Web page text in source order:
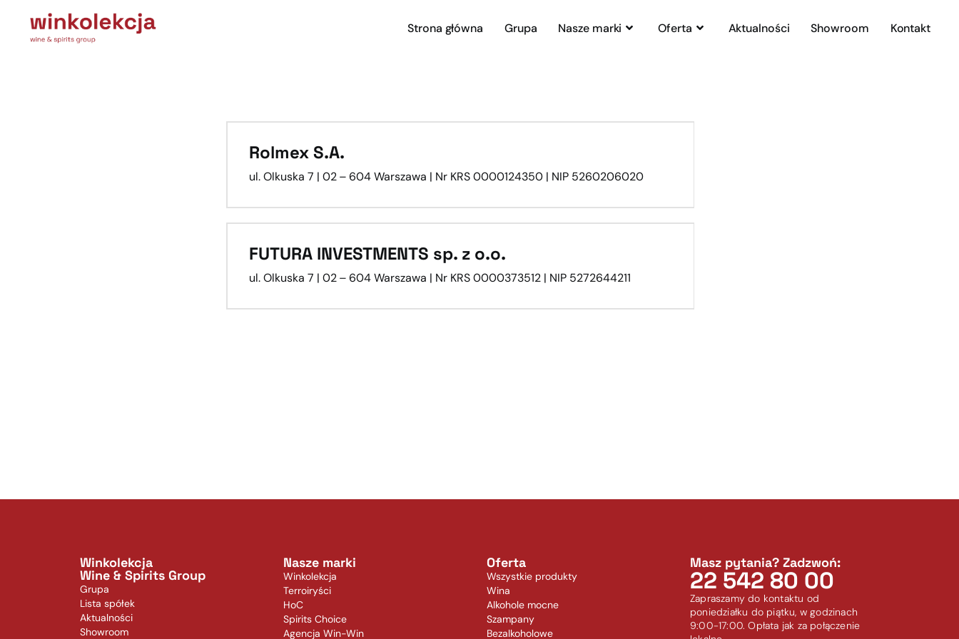
Strona główna Grupa Nasze marki Oferta Aktualności Showroom Kontakt
Rolmex S.A.
ul. Olkuska 7 | 02 – 604 Warszawa | Nr KRS 0000124350 | NIP 5260206020
FUTURA INVESTMENTS sp. z o.o.
ul. Olkuska 7 | 02 – 604 Warszawa | Nr KRS 0000373512 | NIP 5272644211
Winkolekcja
Wine & Spirits Group
Grupa
Lista spółek
Aktualności
Showroom
Nasze marki
Winkolekcja
Terroiryści
HoC
Spirits Choice
Agencja Win-Win
Oferta
Wszystkie produkty
Wina
Alkohole mocne
Szampany
Bezalkoholowe
Masz pytania? Zadzwoń:
22 542 80 00
Zapraszamy do kontaktu od
poniedziałku do piątku, w godzinach
9:00-17:00. Opłata jak za połączenie